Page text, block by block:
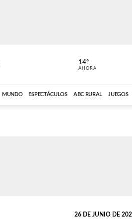
ABC CARDINAL
14º
AHORA
MUNDO ESPECTÁCULOS ABC RURAL JUEGOS
26 DE JUNIO DE